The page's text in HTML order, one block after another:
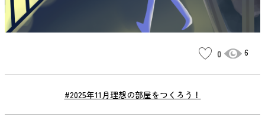
#2025年11月理想の部屋をつくろう！
0 6